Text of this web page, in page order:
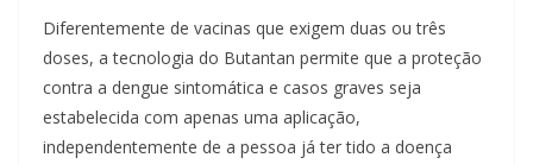
Diferentemente de vacinas que exigem duas ou três
doses, a tecnologia do Butantan permite que a proteção
contra a dengue sintomática e casos graves seja
estabelecida com apenas uma aplicação,
independentemente de a pessoa já ter tido a doença